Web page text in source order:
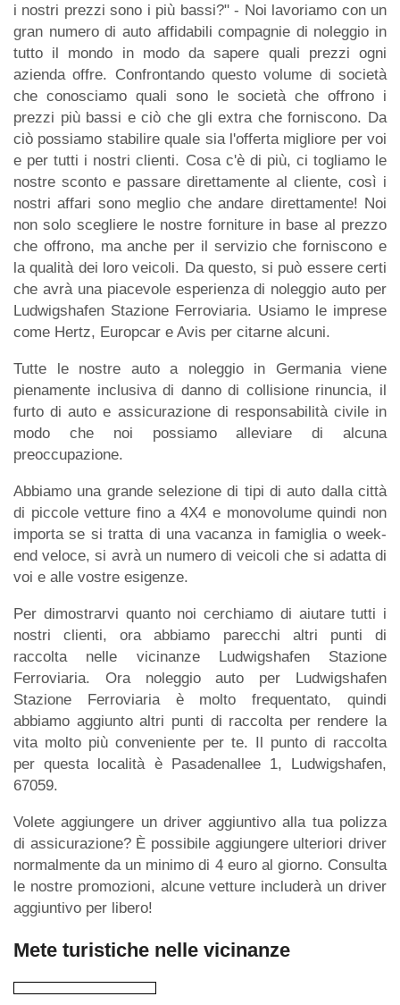
i nostri prezzi sono i più bassi?" - Noi lavoriamo con un
gran numero di auto affidabili compagnie di noleggio in
tutto il mondo in modo da sapere quali prezzi ogni
azienda offre. Confrontando questo volume di società
che conosciamo quali sono le società che offrono i
prezzi più bassi e ciò che gli extra che forniscono. Da
ciò possiamo stabilire quale sia l'offerta migliore per voi
e per tutti i nostri clienti. Cosa c'è di più, ci togliamo le
nostre sconto e passare direttamente al cliente, così i
nostri affari sono meglio che andare direttamente! Noi
non solo scegliere le nostre forniture in base al prezzo
che offrono, ma anche per il servizio che forniscono e
la qualità dei loro veicoli. Da questo, si può essere certi
che avrà una piacevole esperienza di noleggio auto per
Ludwigshafen Stazione Ferroviaria. Usiamo le imprese
come Hertz, Europcar e Avis per citarne alcuni.
Tutte le nostre auto a noleggio in Germania viene
pienamente inclusiva di danno di collisione rinuncia, il
furto di auto e assicurazione di responsabilità civile in
modo che noi possiamo alleviare di alcuna
preoccupazione.
Abbiamo una grande selezione di tipi di auto dalla città
di piccole vetture fino a 4X4 e monovolume quindi non
importa se si tratta di una vacanza in famiglia o week-
end veloce, si avrà un numero di veicoli che si adatta di
voi e alle vostre esigenze.
Per dimostrarvi quanto noi cerchiamo di aiutare tutti i
nostri clienti, ora abbiamo parecchi altri punti di
raccolta nelle vicinanze Ludwigshafen Stazione
Ferroviaria. Ora noleggio auto per Ludwigshafen
Stazione Ferroviaria è molto frequentato, quindi
abbiamo aggiunto altri punti di raccolta per rendere la
vita molto più conveniente per te. Il punto di raccolta
per questa località è Pasadenallee 1, Ludwigshafen,
67059.
Volete aggiungere un driver aggiuntivo alla tua polizza
di assicurazione? È possibile aggiungere ulteriori driver
normalmente da un minimo di 4 euro al giorno. Consulta
le nostre promozioni, alcune vetture includerà un driver
aggiuntivo per libero!
Mete turistiche nelle vicinanze